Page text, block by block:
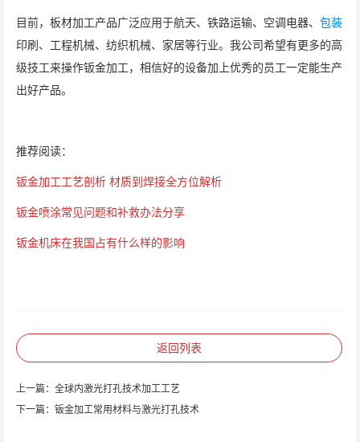
目前，板材加工产品广泛应用于航天、铁路运输、空调电器、 包装
印刷、工程机械、纺织机械、家居等行业。我公司希望有更多的高
级技工来操作钣金加工，相信好的设备加上优秀的员工一定能生产
出好产品。
推荐阅读：
钣金加工工艺剖析 材质到焊接全方位解析
钣金喷涂常见问题和补救办法分享
钣金机床在我国占有什么样的影响
返回列表
上一篇： 全球内激光打孔技术加工工艺
下一篇： 钣金加工常用材料与激光打孔技术